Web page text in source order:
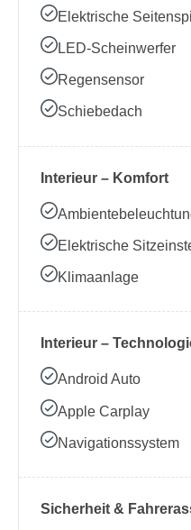
Elektrische
LED-Scheinwerfer
Regensensor
Schiebedach
Interieur – Komfort
Elektrische
Klimaanlage
Interieur –
Android Auto
Apple Carplay
Navigationssystem
Sicherheit &